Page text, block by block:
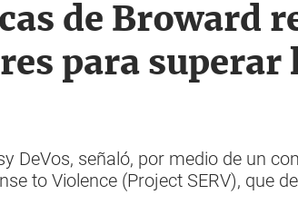
de Broward
para superar
DeVos, señaló, por medio de un
to Violence (Project SERV), que